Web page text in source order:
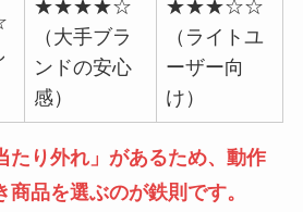
★★★★☆
（大手ブラ
ンドの安心
感）
★★★☆☆
（ライトユ
ーザー向
け）
たり外れ」があるため、動作
品を選ぶのが鉄則です。